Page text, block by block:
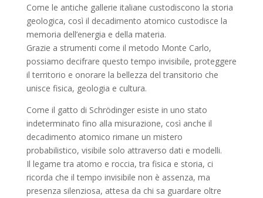
Come le antiche gallerie italiane custodiscono la storia
geologica, così il decadimento atomico custodisce la
memoria dell’energia e della materia.
Grazie a strumenti come il metodo Monte Carlo,
possiamo decifrare questo tempo invisibile, proteggere
il territorio e onorare la bellezza del transitorio che
unisce fisica, geologia e cultura.
Come il gatto di Schrödinger esiste in uno stato
indeterminato fino alla misurazione, così anche il
decadimento atomico rimane un mistero
probabilistico, visibile solo attraverso dati e modelli.
Il legame tra atomo e roccia, tra fisica e storia, ci
ricorda che il tempo invisibile non è assenza, ma
presenza silenziosa, attesa da chi sa guardare oltre